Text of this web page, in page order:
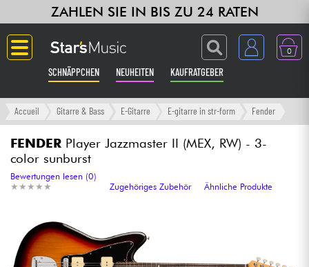
ZAHLEN SIE IN BIS ZU 24 RATEN
0
SCHNÄPPCHEN NEUHEITEN KAUFRATGEBER
Langue
Gitarre & Bass
Verstärker & Effekte
Synths & samplers
Accueil Gitarre & Bass E-Gitarre E-gitarre in str-form Fender
FENDER Player Jazzmaster II (MEX, RW) - 3-
color sunburst
★ ★ ★ ★ ★
★ ★ ★ ★ ★
Bewertungen lesen (0)
Zugehöriges Zubehör
Ähnliche Produkte